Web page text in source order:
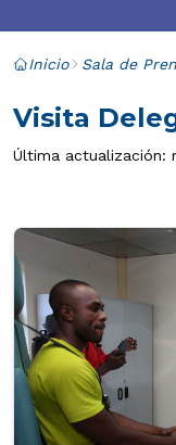
Inicio Sala de
Visita
Última actualización: